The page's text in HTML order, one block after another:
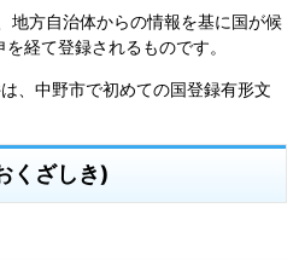
地方自治体からの情報を基に国が候
経て登録されるものです。
、中野市で初めての国登録有形文
くざしき)